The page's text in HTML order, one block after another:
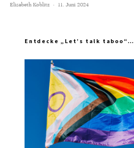
Elisabeth Koblitz · 11. Juni 2024
Entdecke „Let’s talk taboo“…